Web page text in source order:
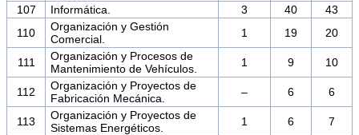
107
Informática. 3 40
43
110
Organización y Gestión
Comercial.
1 19 20
111
Organización y Procesos de
Mantenimiento de Vehículos.
1 9 10
112
Organización y Proyectos de
Fabricación Mecánica.
– 6 6
113
Organización y Proyectos de
Sistemas Energéticos.
1 6 7